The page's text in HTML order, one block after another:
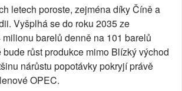
letech poroste, zejména díky Číně a
Vyšplhá se do roku 2035 ze
barelů denně na 101 barelů
růst produkce mimo Blízký východ
nárůstu popotávky pokryjí právě
OPEC.